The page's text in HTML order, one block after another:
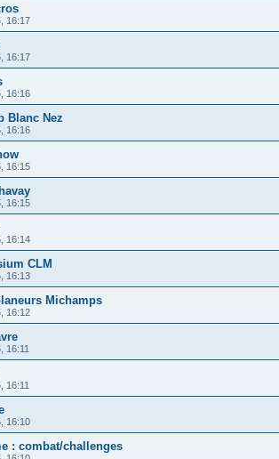
16:17
16:17
16:16
Blanc Nez
16:16
16:15
16:15
16:14
CLM
16:13
Michamps
16:12
16:11
16:11
16:10
: combat/challenges